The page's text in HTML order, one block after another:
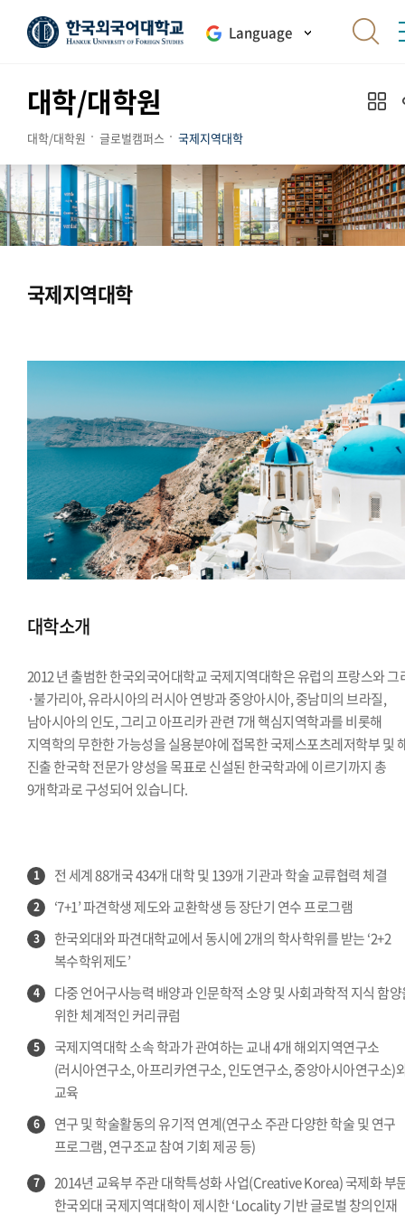
Language
대학/대학원
대학/대학원 글로벌캠퍼스 국제지역대학
국제지역대학
대학소개
2012 년 출범한 한국외국어대학교 국제지역대학은 유럽의 프랑스와 그
·불가리아, 유라시아의 러시아 연방과 중앙아시아, 중남미의 브라질,
남아시아의 인도, 그리고 아프리카 관련 7개 핵심지역학과를 비롯해
지역학의 무한한 가능성을 실용분야에 접목한 국제스포츠레저학부 및
진출 한국학 전문가 양성을 목표로 신설된 한국학과에 이르기까지 총
9개학과로 구성되어 있습니다.
1 전 세계 88개국 434개 대학 및 139개 기관과 학술 교류협력 체결
2 ‘7+1’ 파견학생 제도와 교환학생 등 장단기 연수 프로그램
3
한국외대와 파견대학교에서 동시에 2개의 학사학위를 받는 ‘2+2
복수학위제도’
4
다중 언어구사능력 배양과 인문학적 소양 및 사회과학적 지식 함
위한 체계적인 커리큐럼
5
국제지역대학 소속 학과가 관여하는 교내 4개 해외지역연구소
(러시아연구소, 아프리카연구소, 인도연구소, 중앙아시아연구소)
교육
6
연구 및 학술활동의 유기적 연계(연구소 주관 다양한 학술 및 연구
프로그램, 연구조교 참여 기회 제공 등)
7
2014년 교육부 주관 대학특성화 사업(Creative Korea) 국제화 부
한국외대 국제지역대학이 제시한 ‘Locality 기반 글로벌 창의인재